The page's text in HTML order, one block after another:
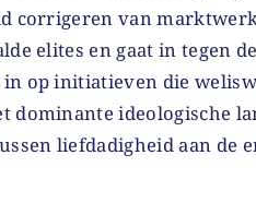
corrigeren van
elites en gaat in tegen
in op initiatieven die
ideologische
liefdadigheid aan de